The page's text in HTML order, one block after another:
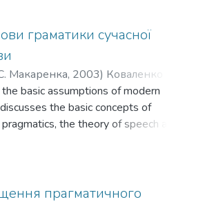
номінації. Особлива увага
аналізу фразеологічних
граматики сучасної
Макаренка, 2003) Коваленко
;Kovalenko Andrii Mykolaiovych
Васильович;Pavlov Volodymyr
basic assumptions of modern
the basic concepts of
the theory of speech acts,
прагматичного